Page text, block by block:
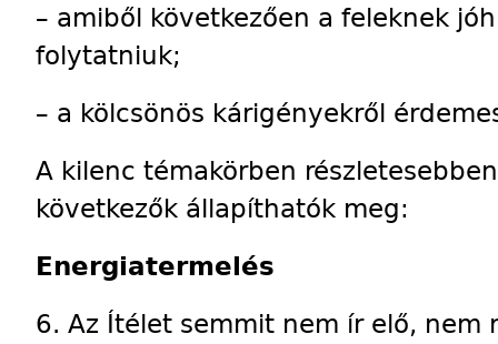
– amiből következően a feleknek
folytatniuk;
– a kölcsönös kárigényekről
A kilenc témakörben
következők állapíthatók meg:
Energiatermelés
6. Az Ítélet semmit nem ír elő, nem